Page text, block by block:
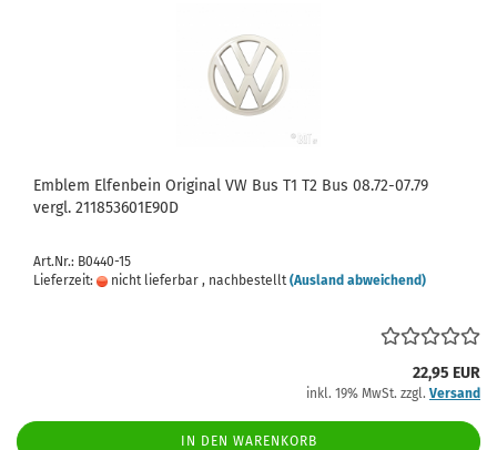
Emblem Elfenbein Original VW Bus T1 T2 Bus 08.72-07.79
vergl. 211853601E90D
Art.Nr.: B0440-15
Lieferzeit:
nicht lieferbar , nachbestellt (Ausland abweichend)
22,95 EUR
inkl. 19% MwSt. zzgl. Versand
IN DEN WARENKORB